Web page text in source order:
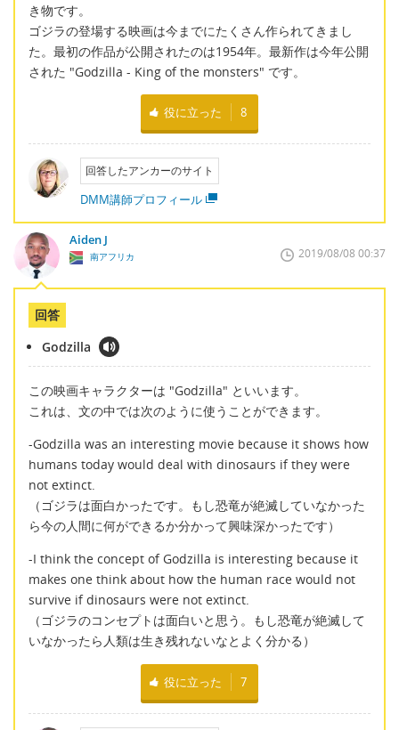
き物です。
ゴジラの登場する映画は今までにたくさん作られてきまし
た。最初の作品が公開されたのは1954年。最新作は今年公開
された "Godzilla - King of the monsters" です。
役に立った 8
回答したアンカーのサイト
DMM講師プロフィール
Aiden J
南アフリカ 2019/08/08 00:37
回答
Godzilla
この映画キャラクターは "Godzilla" といいます。
これは、文の中では次のように使うことができます。
-Godzilla was an interesting movie because it shows how
humans today would deal with dinosaurs if they were
not extinct.
（ゴジラは面白かったです。もし恐竜が絶滅していなかった
ら今の人間に何ができるか分かって興味深かったです）
-I think the concept of Godzilla is interesting because it
makes one think about how the human race would not
survive if dinosaurs were not extinct.
（ゴジラのコンセプトは面白いと思う。もし恐竜が絶滅して
いなかったら人類は生き残れないなとよく分かる）
役に立った 7